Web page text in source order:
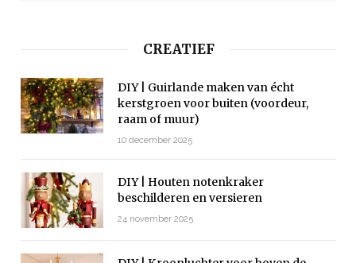
CREATIEF
DIY | Guirlande maken van écht
kerstgroen voor buiten (voordeur,
raam of muur)
10 december 2025
DIY | Houten notenkraker
beschilderen en versieren
24 november 2025